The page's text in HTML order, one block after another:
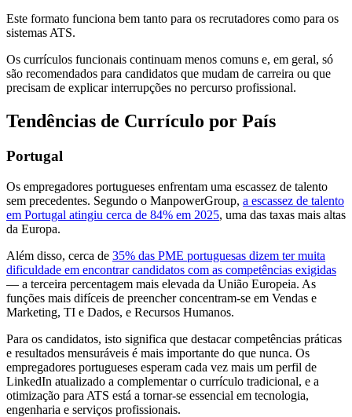
Este formato funciona bem tanto para os recrutadores como para os
sistemas ATS.
Os currículos funcionais continuam menos comuns e, em geral, só
são recomendados para candidatos que mudam de carreira ou que
precisam de explicar interrupções no percurso profissional.
Tendências de Currículo por País
Portugal
Os empregadores portugueses enfrentam uma escassez de talento
sem precedentes. Segundo o ManpowerGroup, a escassez de talento
em Portugal atingiu cerca de 84% em 2025, uma das taxas mais altas
da Europa.
Além disso, cerca de 35% das PME portuguesas dizem ter muita
dificuldade em encontrar candidatos com as competências exigidas
— a terceira percentagem mais elevada da União Europeia. As
funções mais difíceis de preencher concentram-se em Vendas e
Marketing, TI e Dados, e Recursos Humanos.
Para os candidatos, isto significa que destacar competências práticas
e resultados mensuráveis é mais importante do que nunca. Os
empregadores portugueses esperam cada vez mais um perfil de
LinkedIn atualizado a complementar o currículo tradicional, e a
otimização para ATS está a tornar-se essencial em tecnologia,
engenharia e serviços profissionais.